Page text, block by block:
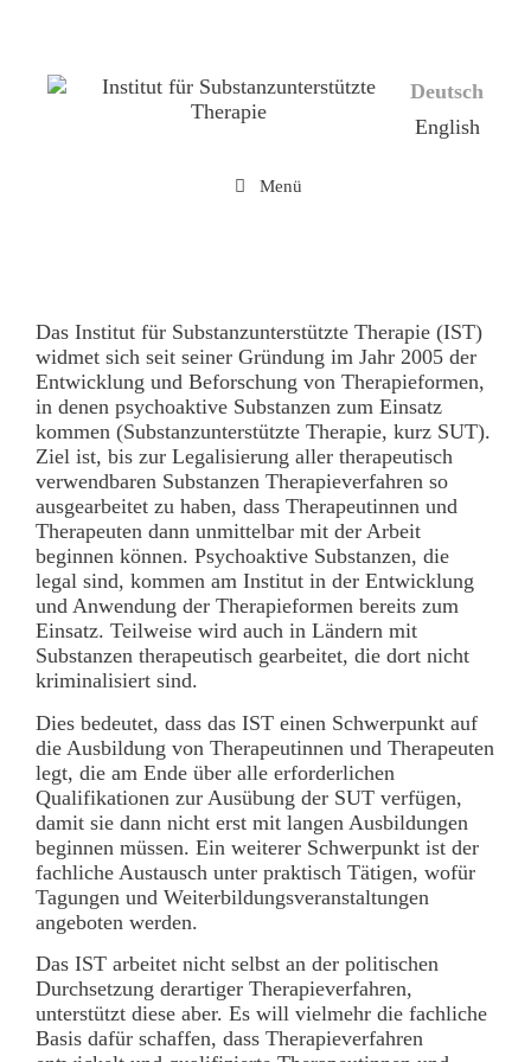
Deutsch
English
Menü
Das Institut für Substanzunterstützte Therapie (IST)
widmet sich seit seiner Gründung im Jahr 2005 der
Entwicklung und Beforschung von Therapieformen,
in denen psychoaktive Substanzen zum Einsatz
kommen (Substanzunterstützte Therapie, kurz SUT).
Ziel ist, bis zur Legalisierung aller therapeutisch
verwendbaren Substanzen Therapieverfahren so
ausgearbeitet zu haben, dass Therapeutinnen und
Therapeuten dann unmittelbar mit der Arbeit
beginnen können. Psychoaktive Substanzen, die
legal sind, kommen am Institut in der Entwicklung
und Anwendung der Therapieformen bereits zum
Einsatz. Teilweise wird auch in Ländern mit
Substanzen therapeutisch gearbeitet, die dort nicht
kriminalisiert sind.
Dies bedeutet, dass das IST einen Schwerpunkt auf
die Ausbildung von Therapeutinnen und Therapeuten
legt, die am Ende über alle erforderlichen
Qualifikationen zur Ausübung der SUT verfügen,
damit sie dann nicht erst mit langen Ausbildungen
beginnen müssen. Ein weiterer Schwerpunkt ist der
fachliche Austausch unter praktisch Tätigen, wofür
Tagungen und Weiterbildungsveranstaltungen
angeboten werden.
Das IST arbeitet nicht selbst an der politischen
Durchsetzung derartiger Therapieverfahren,
unterstützt diese aber. Es will vielmehr die fachliche
Basis dafür schaffen, dass Therapieverfahren